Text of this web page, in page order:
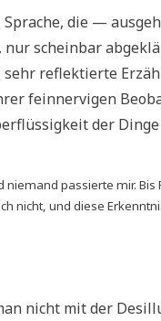
die —
scheinbar
reflektierte
feinnervigen
der
passierte mir. Bis
nicht, und diese
nicht mit der